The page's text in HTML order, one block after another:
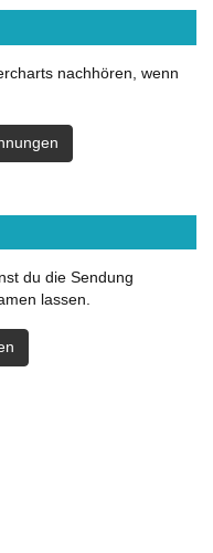
nachhören, wenn
du die Sendung
lassen.